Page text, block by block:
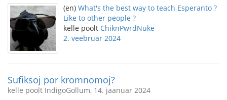
(en) What's the best way to teach Esperanto ?
Like to other people ?
kelle poolt ChiknPwrdNuke
2. veebruar 2024
Sufiksoj por kromnomoj?
kelle poolt IndigoGollum, 14. jaanuar 2024